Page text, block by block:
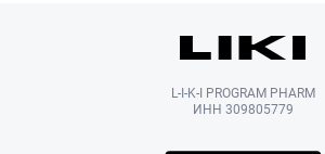
L-I-K-I PROGRAM PHARM
ИНН 309805779